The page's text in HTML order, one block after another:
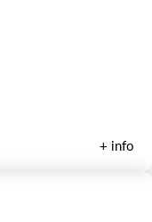
+ info